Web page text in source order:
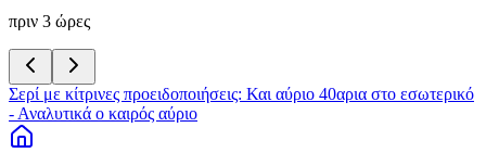
πριν 3 ώρες
Σερί με κίτρινες προειδοποιήσεις: Και αύριο 40αρια στο εσωτερικό
- Αναλυτικά ο καιρός αύριο